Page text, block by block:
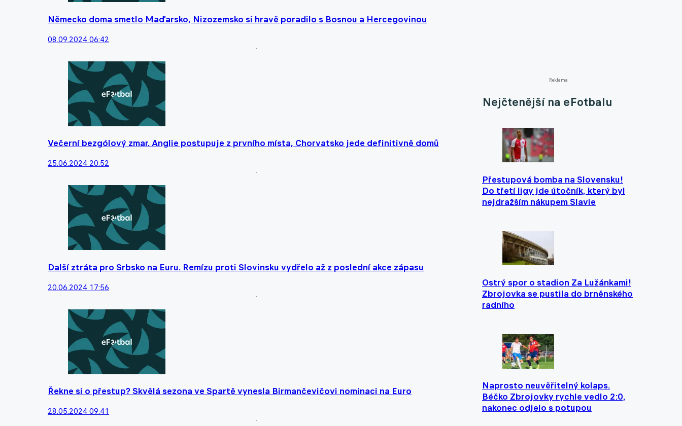
Německo doma smetlo Maďarsko, Nizozemsko si hravě poradilo s Bosnou a Hercegovinou
08.09.2024 06:42
Večerní bezgólový zmar. Anglie postupuje z prvního místa, Chorvatsko jede definitivně domů
25.06.2024 20:52
Další ztráta pro Srbsko na Euru. Remízu proti Slovinsku vydřelo až z poslední akce zápasu
20.06.2024 17:56
Řekne si o přestup? Skvělá sezona ve Spartě vynesla Birmančevičovi nominaci na Euro
28.05.2024 09:41
Reklama
Nejčtenější na eFotbalu
Přestupová bomba na Slovensku!
Do třetí ligy jde útočník, který byl
nejdražším nákupem Slavie
Ostrý spor o stadion Za Lužánkami!
Zbrojovka se pustila do brněnského
radního
Naprosto neuvěřitelný kolaps.
Béčko Zbrojovky rychle vedlo 2:0,
nakonec odjelo s potupou